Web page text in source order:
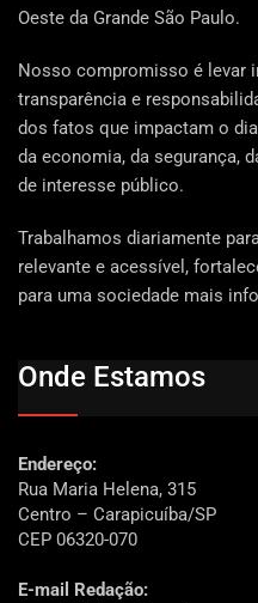
Oeste da Grande São Paulo.
Nosso compromisso é levar
transparência e
dos fatos que impactam o
da economia, da segurança,
de interesse público.
Trabalhamos diariamente
relevante e acessível,
para uma sociedade mais
Onde Estamos
Endereço:
Rua Maria Helena, 315
Centro – Carapicuíba/SP
CEP 06320-070
E-mail Redação: